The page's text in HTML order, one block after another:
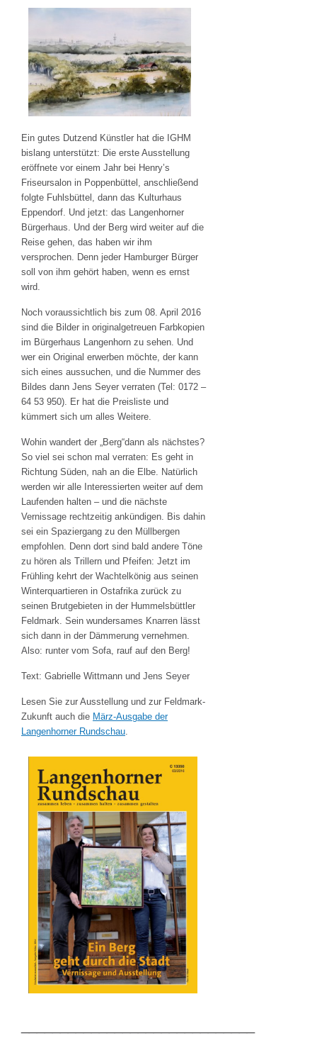
Ein gutes Dutzend Künstler hat die IGHM
bislang unterstützt: Die erste Ausstellung
eröffnete vor einem Jahr bei Henry’s
Friseursalon in Poppenbüttel, anschließend
folgte Fuhlsbüttel, dann das Kulturhaus
Eppendorf. Und jetzt: das Langenhorner
Bürgerhaus. Und der Berg wird weiter auf die
Reise gehen, das haben wir ihm
versprochen. Denn jeder Hamburger Bürger
soll von ihm gehört haben, wenn es ernst
wird.
Noch voraussichtlich bis zum 08. April 2016
sind die Bilder in originalgetreuen Farbkopien
im Bürgerhaus Langenhorn zu sehen. Und
wer ein Original erwerben möchte, der kann
sich eines aussuchen, und die Nummer des
Bildes dann Jens Seyer verraten (Tel: 0172 –
64 53 950). Er hat die Preisliste und
kümmert sich um alles Weitere.
Wohin wandert der „Berg“dann als nächstes?
So viel sei schon mal verraten: Es geht in
Richtung Süden, nah an die Elbe. Natürlich
werden wir alle Interessierten weiter auf dem
Laufenden halten – und die nächste
Vernissage rechtzeitig ankündigen. Bis dahin
sei ein Spaziergang zu den Müllbergen
empfohlen. Denn dort sind bald andere Töne
zu hören als Trillern und Pfeifen: Jetzt im
Frühling kehrt der Wachtelkönig aus seinen
Winterquartieren in Ostafrika zurück zu
seinen Brutgebieten in der Hummelsbüttler
Feldmark. Sein wundersames Knarren lässt
sich dann in der Dämmerung vernehmen.
Also: runter vom Sofa, rauf auf den Berg!
Text: Gabrielle Wittmann und Jens Seyer
Lesen Sie zur Ausstellung und zur Feldmark-
Zukunft auch die März-Ausgabe der
Langenhorner Rundschau